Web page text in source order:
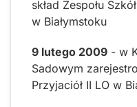
skład Zespołu
w Białymstoku
9 lutego 2009 - w
Sadowym
Przyjaciół II LO w